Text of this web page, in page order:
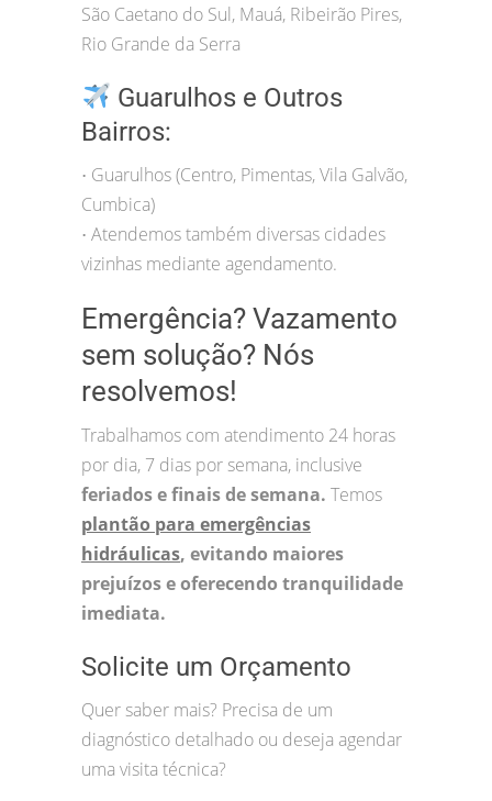
São Caetano do Sul, Mauá, Ribeirão Pires,
Rio Grande da Serra
Guarulhos e Outros
Bairros:
• Guarulhos (Centro, Pimentas, Vila Galvão,
Cumbica)
• Atendemos também diversas cidades
vizinhas mediante agendamento.
Emergência? Vazamento
sem solução? Nós
resolvemos!
Trabalhamos com atendimento 24 horas
por dia, 7 dias por semana, inclusive
feriados e finais de semana. Temos
plantão para emergências
hidráulicas, evitando maiores
prejuízos e oferecendo tranquilidade
imediata.
Solicite um Orçamento
Quer saber mais? Precisa de um
diagnóstico detalhado ou deseja agendar
uma visita técnica?